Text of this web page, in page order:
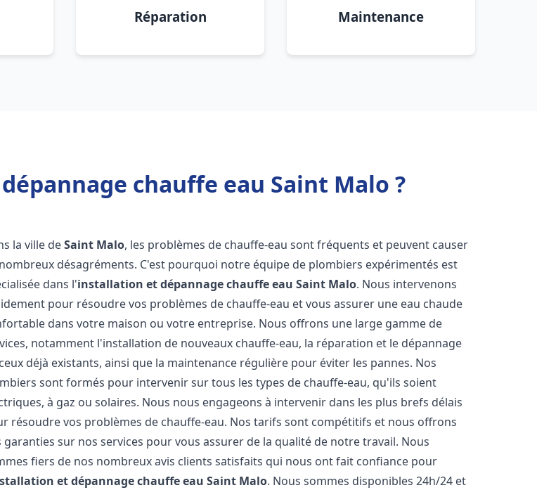
Réparation Maintenance
chauffe eau Saint Malo ?
la ville deSaint Malo, les problèmes de chauffe-eau sont fréquents et peuvent causer
désagréments. C'est pourquoi notre équipe de plombiers expérimentés est
dans l'installation et dépannage chauffe eau Saint Malo. Nous intervenons
pour résoudre vos problèmes de chauffe-eau et vous assurer une eau chaude
dans votre maison ou votre entreprise. Nous offrons une large gamme de
notamment l'installation de nouveaux chauffe-eau, la réparation et le dépannage
déjà existants, ainsi que la maintenance régulière pour éviter les pannes. Nos
sont formés pour intervenir sur tous les types de chauffe-eau, qu'ils soient
à gaz ou solaires. Nous nous engageons à intervenir dans les plus brefs délais
résoudre vos problèmes de chauffe-eau. Nos tarifs sont compétitifs et nous offrons
garanties sur nos services pour vous assurer de la qualité de notre travail. Nous
fiers de nos nombreux avis clients satisfaits qui nous ont fait confiance pour
et dépannage chauffe eau Saint Malo. Nous sommes disponibles 24h/24 et